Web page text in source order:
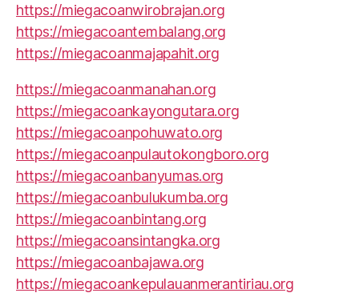
https://miegacoanwirobrajan.org
https://miegacoantembalang.org
https://miegacoanmajapahit.org
https://miegacoanmanahan.org
https://miegacoankayongutara.org
https://miegacoanpohuwato.org
https://miegacoanpulautokongboro.org
https://miegacoanbanyumas.org
https://miegacoanbulukumba.org
https://miegacoanbintang.org
https://miegacoansintangka.org
https://miegacoanbajawa.org
https://miegacoankepulauanmerantiriau.org